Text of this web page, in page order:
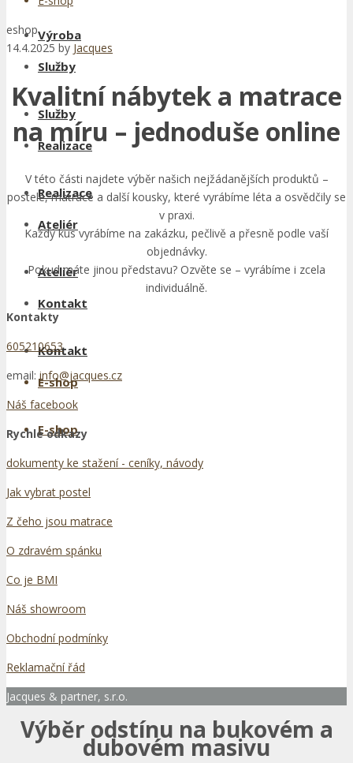
Služby
Realizace
Ateliér
Kontakt
E-shop
Výroba
Služby
Realizace
Ateliér
Kontakt
E-shop
eshop
14.4.2025 by Jacques
Kvalitní nábytek a matrace
na míru – jednoduše online
V této části najdete výběr našich nejžádanějších produktů –
postele, matrace a další kousky, které vyrábíme léta a osvědčily se
v praxi.
Každý kus vyrábíme na zakázku, pečlivě a přesně podle vaší
objednávky.
Pokud máte jinou představu? Ozvěte se – vyrábíme i zcela
individuálně.
Kontakty
605210653
email:info@jacques.cz
Náš facebook
Rychlé odkazy
dokumenty ke stažení - ceníky, návody
Jak vybrat postel
Z čeho jsou matrace
O zdravém spánku
Co je BMI
Náš showroom
Obchodní podmínky
Reklamační řád
Jacques & partner, s.r.o.
Výběr odstínu na bukovém a
dubovém masivu